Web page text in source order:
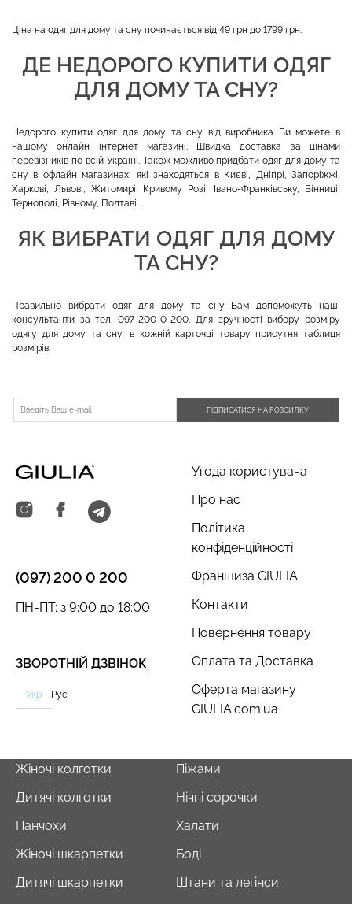
Ціна на одяг для дому та сну починається від 49 грн до 1799 грн.
ДЕ НЕДОРОГО КУПИТИ ОДЯГ
ДЛЯ ДОМУ ТА СНУ?
Недорого купити одяг для дому та сну від виробника Ви можете в
нашому онлайн інтернет магазині. Швидка доставка за цінами
перевізників по всій Україні. Також можливо придбати одяг для дому та
сну в офлайн магазинах, які знаходяться в Києві, Дніпрі, Запоріжжі,
Харкові, Львові, Житомирі, Кривому Розі, Івано-Франківську, Вінниці,
Тернополі, Рівному, Полтаві ...
ЯК ВИБРАТИ ОДЯГ ДЛЯ ДОМУ
ТА СНУ?
Правильно вибрати одяг для дому та сну Вам допоможуть наші
консультанти за тел. 097-200-0-200. Для зручності вибору розміру
одягу для дому та сну, в кожній карточці товару присутня таблиця
розмірів.
ПІДПИСАТИСЯ НА РОЗСИЛКУ
Угода користувача
Про нас
Політика
конфіденційності
Франшиза GIULIA
Контакти
Повернення товару
Оплата та Доставка
Оферта магазину
GIULIA.com.ua
(097) 200 0 200
ЗВОРОТНІЙ ДЗВІНОК
ПН-ПТ: з 9:00 до 18:00
Укр Рус
Жіночі колготки
Дитячі колготки
Панчохи
Жіночі шкарпетки
Дитячі шкарпетки
Піжами
Нічні сорочки
Халати
Боді
Штани та легінси